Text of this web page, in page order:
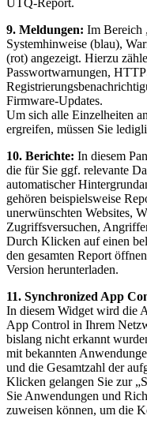
9. Meldungen: Im Bereich
Systemhinweise (blau),
(rot) angezeigt. Hierzu
Passwortwarnungen,
Firmware-Updates.
Um sich alle Einzelheiten
ergreifen, müssen Sie
10. Berichte: In diesem
die für Sie ggf. relevante
automatischer
gehören beispielsweise
unerwünschten Websites,
Zugriffsversuchen,
Durch Klicken auf einen
den gesamten Report
Version herunterladen.
11. Synchronized App
In diesem Widget wird die
App Control in Ihrem
bislang nicht erkannt
mit bekannten
und die Gesamtzahl der
Klicken gelangen Sie zur
Sie Anwendungen und
zuweisen können, um die